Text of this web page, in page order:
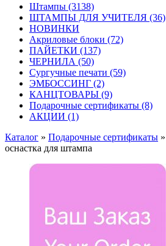
Штампы (3138)
ШТАМПЫ ДЛЯ УЧИТЕЛЯ (36)
НОВИНКИ
Акриловые блоки (72)
ПАЙЕТКИ (137)
ЧЕРНИЛА (50)
Сургучные печати (59)
ЭМБОССИНГ (2)
КАНЦТОВАРЫ (9)
Подарочные сертификаты (8)
АКЦИИ (1)
Каталог » Подарочные сертификаты »
оснастка для штампа